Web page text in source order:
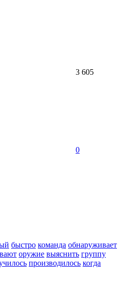
3 605
0
быстро команда обнаруживает
оружие выяснить группу
производилось когда